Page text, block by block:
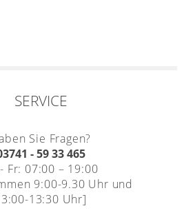
SERVICE
Sie Fragen?
- 59 33 465
Fr: 07:00 – 19:00
9:00-9.30 Uhr und
13:30 Uhr]